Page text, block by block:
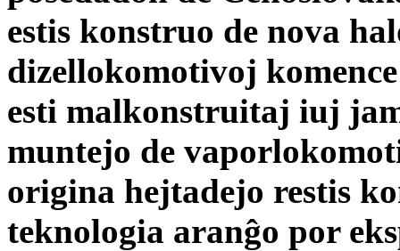
estis konstruo de nova
dizellokomotivoj
esti malkonstruitaj iuj
muntejo de
origina hejtadejo restis
teknologia aranĝo por